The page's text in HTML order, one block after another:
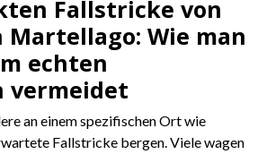
Fallstricke von
Martellago: Wie man
echten
vermeidet
an einem spezifischen Ort wie
Fallstricke bergen. Viele wagen